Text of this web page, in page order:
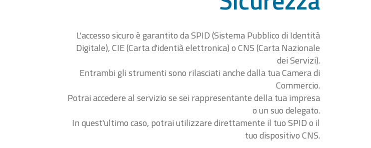
L'accesso sicuro è garantito da SPID (Sistema Pubblico di Identità
Digitale), CIE (Carta d'identià elettronica) o CNS (Carta Nazionale
dei Servizi).
Entrambi gli strumenti sono rilasciati anche dalla tua Camera di
Commercio.
Potrai accedere al servizio se sei rappresentante della tua impresa
o un suo delegato.
In quest'ultimo caso, potrai utilizzare direttamente il tuo SPID o il
tuo dispositivo CNS.